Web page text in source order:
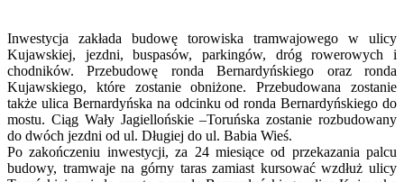
Inwestycja zakłada budowę torowiska tramwajowego w ulicy
Kujawskiej, jezdni, buspasów, parkingów, dróg rowerowych i
chodników. Przebudowę ronda Bernardyńskiego oraz ronda
Kujawskiego, które zostanie obniżone. Przebudowana zostanie
także ulica Bernardyńska na odcinku od ronda Bernardyńskiego do
mostu. Ciąg Wały Jagiellońskie –Toruńska zostanie rozbudowany
do dwóch jezdni od ul. Długiej do ul. Babia Wieś.
Po zakończeniu inwestycji, za 24 miesiące od przekazania palcu
budowy, tramwaje na górny taras zamiast kursować wzdłuż ulicy